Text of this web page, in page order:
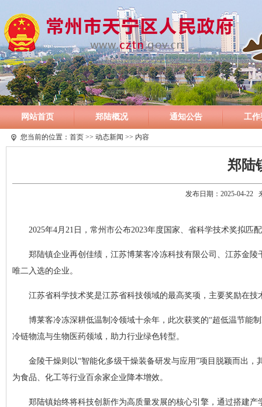
网站首页 郑陆概况 通知公告 工作
您当前的位置： 首页 >> 动态新闻 >> 内容
郑陆
发布日期：2025-04-22
2025年4月21日，常州市公布2023年度国家、省科学技术奖拟匹
郑陆镇企业再创佳绩，江苏博莱客冷冻科技有限公司、江苏金
唯二入选的企业。
江苏省科学技术奖是江苏省科技领域的最高奖项，主要奖励在
博莱客冷冻深耕低温制冷领域十余年，此次获奖的“超低温节能
冷链物流与生物医药领域，助力行业绿色转型。
金陵干燥则以“智能化多级干燥装备研发与应用”项目脱颖而出
为食品、化工等行业百余家企业降本增效。
郑陆镇始终将科技创新作为高质量发展的核心引擎，通过搭建